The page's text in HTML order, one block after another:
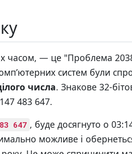
часом, — це "Проблема
систем були
числа. Знакове 32-
483 647.
647 , буде досягнуто о
можливе і